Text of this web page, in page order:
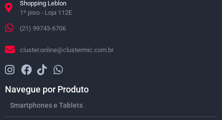
Shopping Leblon
1º piso - Loja 112E
(21) 99743-6706
cluster.online@clustermic.com.br
Navegue por Produto
Smartphones e Tablets